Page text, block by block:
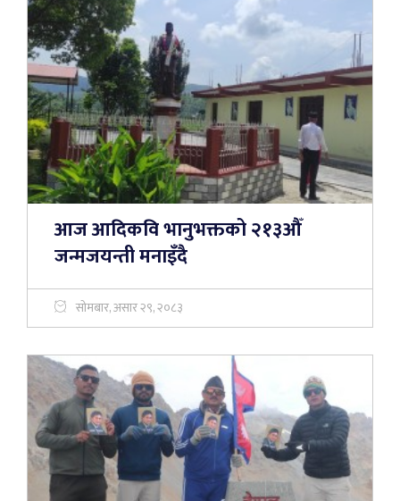
आज आदिकवि भानुभक्तको २१३औँ
जन्मजयन्ती मनाइँदै
सोमबार, असार २९, २०८३